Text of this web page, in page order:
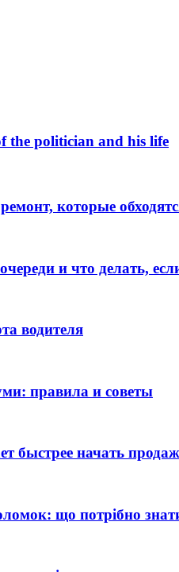
the politician and his life
которые
и что делать,
водителя
правила и советы
быстрее начать
що потрібно